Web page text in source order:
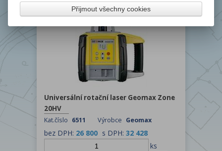
Universální rotační laser Geomax Zone
20HV
Kat.číslo 6511 Výrobce Geomax
bez DPH: 26 800 s DPH: 32 428
ks
Přijmout všechny cookies